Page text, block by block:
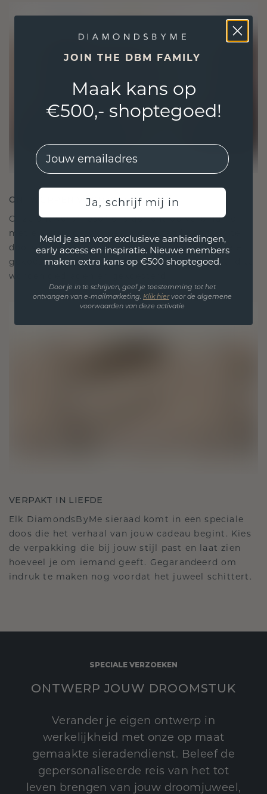
ONTWORPEN VOOR VERBINDING
Onze ontwerpfilosofie is gericht op verbinding,
met elk stuk ontworpen om de tand des tijds te
doorstaan. Het wordt jouw symbool van liefde en
gekoesterde momenten, bedoeld om voor altijd te
worden gedragen en gekoesterd.
VERPAKT IN LIEFDE
Elk DiamondsByMe sieraad komt in een speciale
doos die het verhaal van jouw cadeau begint. Kies
de verpakking die bij jouw stijl past en laat zien
hoeveel je om iemand geeft. Gegarandeerd om
indruk te maken nog voordat het juweel schittert.
SPECIALE VERZOEKEN
ONTWERP JOUW DROOMSTUK
Verander je eigen ontwerp in
werkelijkheid met onze op maat
gemaakte sieradendienst. Beleef de
gepersonaliseerde reis van het tot
leven brengen van jouw droomjuweel,
JOIN THE DBM FAMILY
Maak kans op
€500,- shoptegoed!
EMail
Ja, schrijf mij in
Meld je aan voor exclusieve aanbiedingen,
early access en inspiratie. Nieuwe members
maken extra kans op €500 shoptegoed.
Door je in te schrijven, geef je toestemming tot het
ontvangen van e-mailmarketing. Klik hiervoor de algemene
voorwaarden van deze activatie